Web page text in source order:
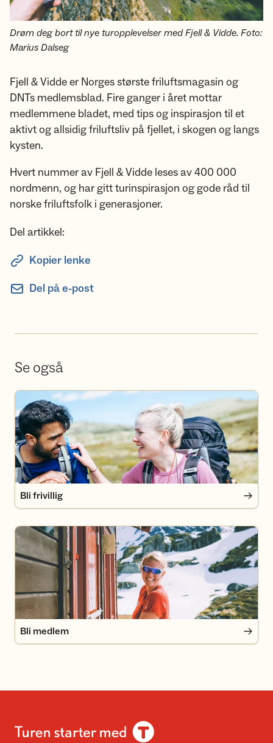
Drøm deg bort til nye turopplevelser med Fjell & Vidde. Foto:
Marius Dalseg
Fjell & Vidde er Norges største friluftsmagasin og
DNTs medlemsblad. Fire ganger i året mottar
medlemmene bladet, med tips og inspirasjon til et
aktivt og allsidig friluftsliv på fjellet, i skogen og langs
kysten.
Hvert nummer av Fjell & Vidde leses av 400 000
nordmenn, og har gitt turinspirasjon og gode råd til
norske friluftsfolk i generasjoner.
Del artikkel:
Kopier lenke
Del på e-post
Se også
Bli frivillig
Bli frivillig
Bli medlem
Bli medlem